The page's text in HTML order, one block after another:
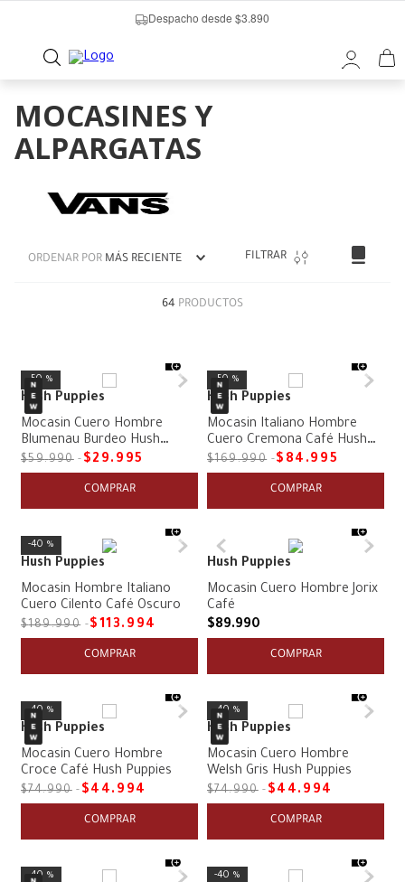
Despacho desde $3.890
MOCASINES Y
ALPARGATAS
ORDENAR POR MÁS RECIENTE FILTRAR
64 PRODUCTOS
50 %
Hush Puppies
Mocasin Cuero Hombre
Blumenau Burdeo Hush
Puppies
$59.990 $29. 995
COMPRAR
50 %
Hush Puppies
Mocasin Italiano Hombre
Cuero Cremona Café Hush
Puppies
$169.990 $ 84 .995
COMPRAR
40 %
Hush Puppies
Mocasin Hombre Italiano
Cuero Cilento Café Oscuro
$189.990 $ 113. 994
COMPRAR
Hush Puppies
Mocasin Cuero Hombre Jorix
Café
$89.990
COMPRAR
40 %
Hush Puppies
Mocasin Cuero Hombre
Croce Café Hush Puppies
$74.990 $44. 994
COMPRAR
40 %
Hush Puppies
Mocasin Cuero Hombre
Welsh Gris Hush Puppies
$74.990 $44. 994
COMPRAR
40 % 40 %